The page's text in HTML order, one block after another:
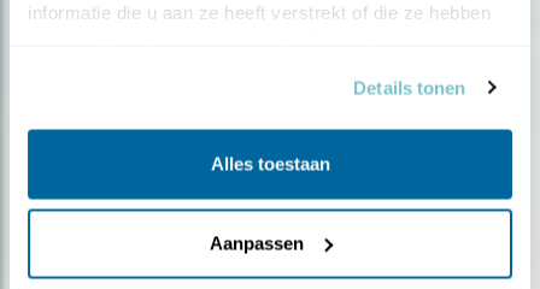
informatie die u aan ze heeft verstrekt of die ze hebben
Details tonen
Alles toestaan
Aanpassen
Ontvang 5 x Vogels voor € 36,00 per jaar
Vogels is het tijdschrift voor onze leden, met